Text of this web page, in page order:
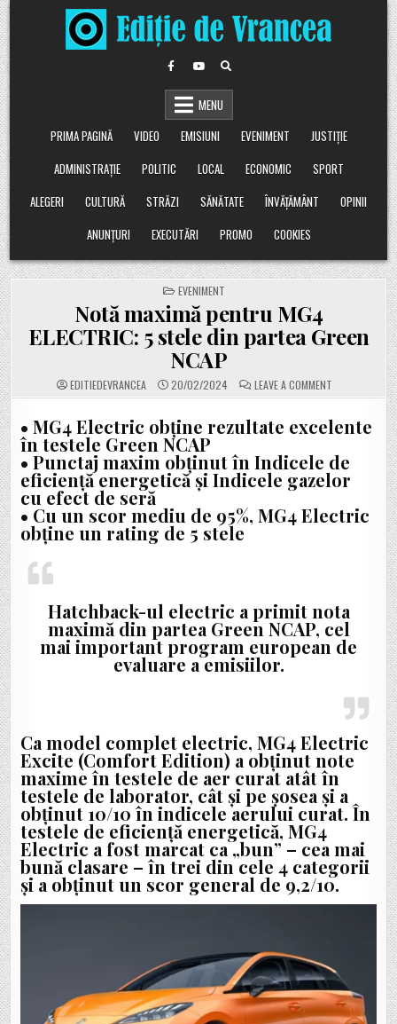
Skip
to
content
MENU
PRIMA PAGINĂ
VIDEO EMISIUNI EVENIMENT
JUSTIȚIE
ADMINISTRAȚIE
POLITIC LOCAL ECONOMIC
SPORT
ALEGERI
CULTURĂ STRĂZI SĂNĂTATE ÎNVĂȚĂMÂNT
OPINII
ANUNȚURI
EXECUTĂRI PROMO COOKIES
POSTED
IN
EVENIMENT
Notă maximă pentru MG4
ELECTRIC: 5 stele din partea Green
NCAP
EDITIEDEVRANCEA 20/02/2024 LEAVE A COMMENTON
NOTĂ
PENTRU
MG4
ELECTRIC:
STELE
DIN
PARTEA
GREEN
• MG4 Electric obține rezultate excelente
în testele Green NCAP
• Punctaj maxim obținut în Indicele de
eficiență energetică și Indicele gazelor
cu efect de seră
• Cu un scor mediu de 95%, MG4 Electric
obține un rating de 5 stele
Hatchback-ul electric a primit nota
maximă din partea Green NCAP, cel
mai important program european de
evaluare a emisiilor.
Ca model complet electric, MG4 Electric
Excite (Comfort Edition) a obținut note
maxime în testele de aer curat atât în
testele de laborator, cât și pe șosea și a
obținut 10/10 în indicele aerului curat. În
testele de eficiență energetică, MG4
Electric a fost marcat ca „bun” – cea mai
bună clasare – în trei din cele 4 categorii
și a obținut un scor general de 9,2/10.